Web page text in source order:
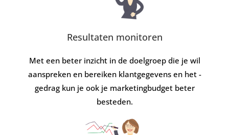
Resultaten monitoren
Met een beter inzicht in de doelgroep die je wil
aanspreken en bereiken klantgegevens en het -
gedrag kun je ook je marketingbudget beter
besteden.